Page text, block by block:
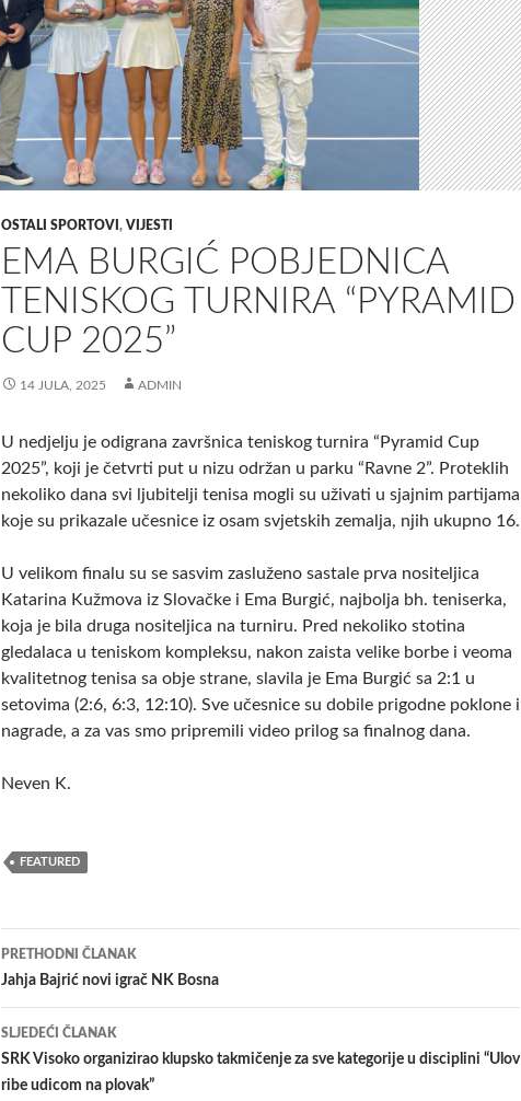
OSTALI SPORTOVI , VIJESTI
EMA BURGIĆ POBJEDNICA
TENISKOG TURNIRA “PYRAMID
CUP 2025”
14 JULA, 2025 ADMIN
U nedjelju je odigrana završnica teniskog turnira “Pyramid Cup
2025”, koji je četvrti put u nizu održan u parku “Ravne 2”. Proteklih
nekoliko dana svi ljubitelji tenisa mogli su uživati u sjajnim partijama
koje su prikazale učesnice iz osam svjetskih zemalja, njih ukupno 16.
U velikom finalu su se sasvim zasluženo sastale prva nositeljica
Katarina Kužmova iz Slovačke i Ema Burgić, najbolja bh. teniserka,
koja je bila druga nositeljica na turniru. Pred nekoliko stotina
gledalaca u teniskom kompleksu, nakon zaista velike borbe i veoma
kvalitetnog tenisa sa obje strane, slavila je Ema Burgić sa 2:1 u
setovima (2:6, 6:3, 12:10). Sve učesnice su dobile prigodne poklone i
nagrade, a za vas smo pripremili video prilog sa finalnog dana.
Neven K.
FEATURED
Navigacija
članaka
PRETHODNI ČLANAK
Jahja Bajrić novi igrač NK Bosna
SLJEDEĆI ČLANAK
SRK Visoko organizirao klupsko takmičenje za sve kategorije u disciplini “Ulov
ribe udicom na plovak”